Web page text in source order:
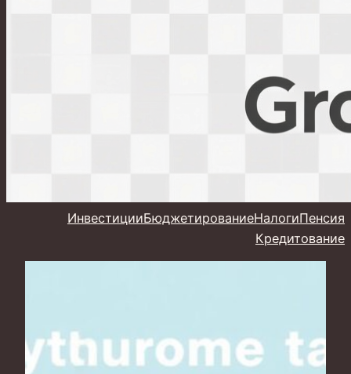
ИнвестицииБюджетированиеНалогиПенсия
Кредитование